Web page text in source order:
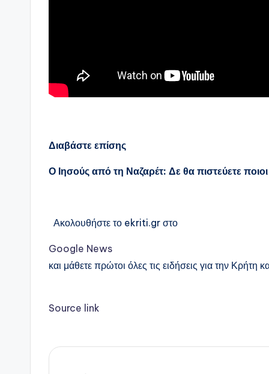
Διαβάστε επίσης
Ο Ιησούς από τη Ναζαρέτ: Δε θα πιστεύετε
Ακολουθήστε το ekriti.gr στο
Google News
και μάθετε πρώτοι όλες τις ειδήσεις για την Κρήτη
Source link